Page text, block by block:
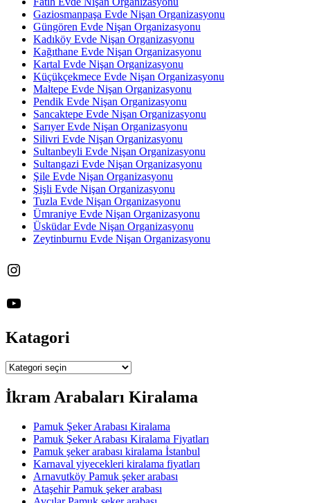
Gaziosmanpaşa Evde Nişan Organizasyonu
Güngören Evde Nişan Organizasyonu
Kadıköy Evde Nişan Organizasyonu
Kağıthane Evde Nişan Organizasyonu
Kartal Evde Nişan Organizasyonu
Küçükçekmece Evde Nişan Organizasyonu
Maltepe Evde Nişan Organizasyonu
Pendik Evde Nişan Organizasyonu
Sancaktepe Evde Nişan Organizasyonu
Sarıyer Evde Nişan Organizasyonu
Silivri Evde Nişan Organizasyonu
Sultanbeyli Evde Nişan Organizasyonu
Sultangazi Evde Nişan Organizasyonu
Şile Evde Nişan Organizasyonu
Şişli Evde Nişan Organizasyonu
Tuzla Evde Nişan Organizasyonu
Ümraniye Evde Nişan Organizasyonu
Üsküdar Evde Nişan Organizasyonu
Zeytinburnu Evde Nişan Organizasyonu
Instagram
YouTube
Katagori
Katagori
İkram Arabaları Kiralama
Pamuk Şeker Arabası Kiralama
Pamuk Şeker Arabası Kiralama Fiyatları
Pamuk şeker arabası kiralama İstanbul
Karnaval yiyecekleri kiralama fiyatları
Arnavutköy Pamuk şeker arabası
Ataşehir Pamuk şeker arabası